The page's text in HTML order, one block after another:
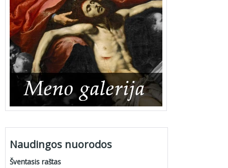
Naudingos nuorodos
Šventasis raštas